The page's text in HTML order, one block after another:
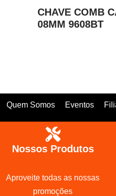
CHAVE COMB
08MM 9608BT
Quem Somos Eventos
Nossos Produtos
Aproveite todas as nossas
promoções